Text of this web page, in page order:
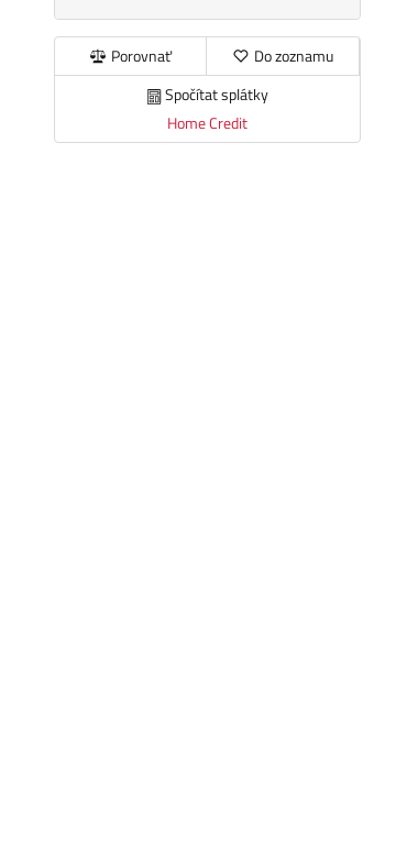
Porovnať
Do zoznamu
Spočítat splátky
Home Credit